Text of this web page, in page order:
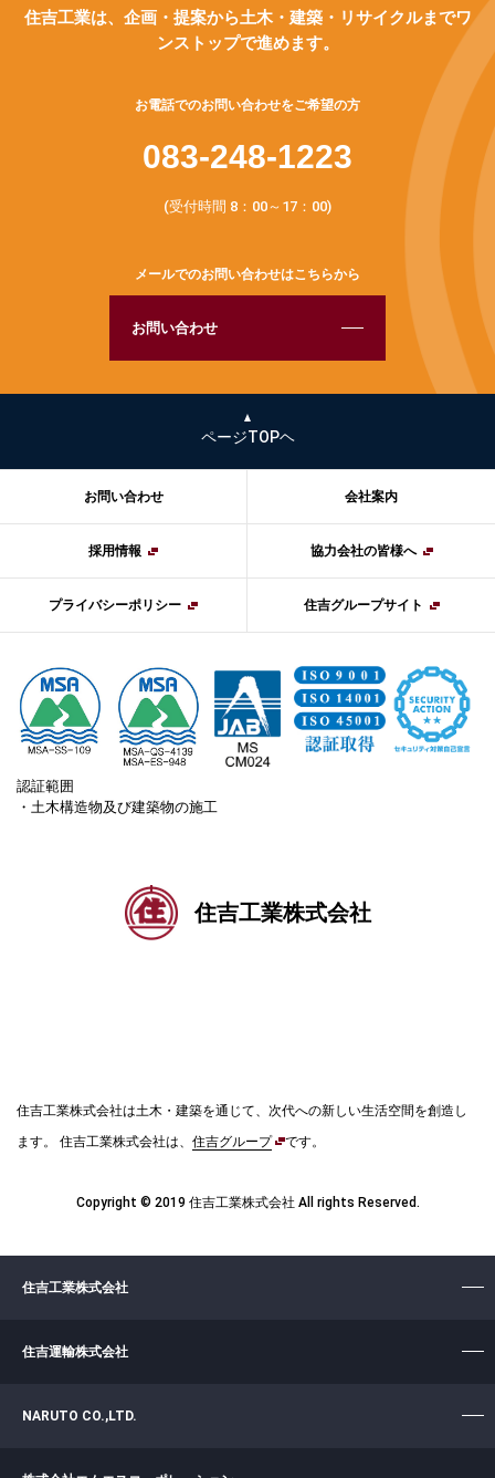
住吉工業は、企画・提案から土木・建築・リサイクルまでワ
ンストップで進めます。
お電話でのお問い合わせをご希望の方
083-248-1223
(受付時間 8：00～17：00)
メールでのお問い合わせはこちらから
お問い合わせ
ページTOPヘ
お問い合わせ 会社案内
採用情報 協力会社の皆様へ
プライバシーポリシー 住吉グループサイト
認証範囲
・土木構造物及び建築物の施工
住吉工業株式会社
住吉工業株式会社は土木・建築を通じて、次代への新しい生活空間を創造し
ます。
住吉工業株式会社は、 住吉グループです。
Copyright © 2019 住吉工業株式会社 All rights Reserved.
住吉工業株式会社
住吉運輸株式会社
NARUTO CO.,LTD.